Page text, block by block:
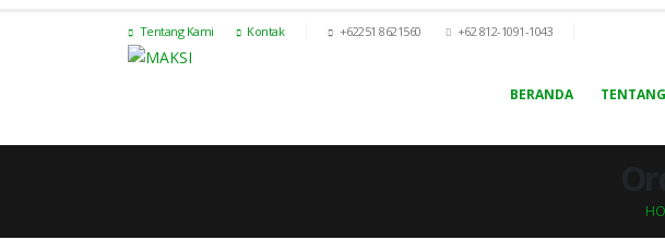
Tentang Kami Kontak +62251 8621560 +62 812-1091-1043
BERANDA